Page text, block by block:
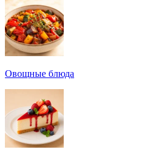
Овощные блюда